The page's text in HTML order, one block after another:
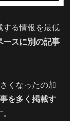
する情報を最低
ースに別の記事
くなったの加
を多く掲載す